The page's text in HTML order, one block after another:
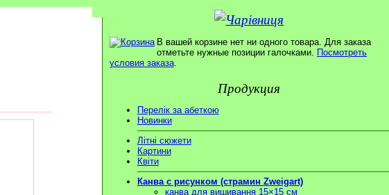
В вашей корзине нет ни одного товара. Для заказа
отметьте нужные позиции галочками. Посмотреть
условия заказа.
Продукция
Перелік за абеткою
Новинки
Літні сюжети
Картини
Квіти
Канва с рисунком (страмин Zweigart)
канва для вишивання 15×15 см